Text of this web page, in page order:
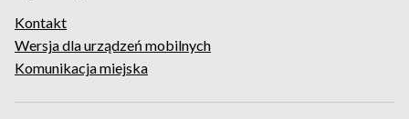
Kontakt
Wersja dla urządzeń mobilnych
Komunikacja miejska